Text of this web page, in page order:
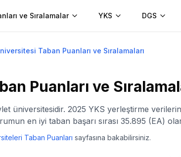
ve Sıralamalar YKS DGS
Taban Puanları ve Sıralamaları
Puanları ve
üniversitesidir. 2025 YKS yerleştirme
en iyi taban başarı sırası 35.895 (EA)
Taban Puanları sayfasına bakabilirsiniz.